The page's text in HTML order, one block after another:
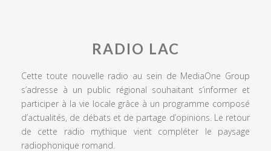
RADIO LAC
Cette toute nouvelle radio au sein de MediaOne Group
s’adresse à un public régional souhaitant s’informer et
participer à la vie locale grâce à un programme composé
d’actualités, de débats et de partage d’opinions. Le retour
de cette radio mythique vient compléter le paysage
radiophonique romand.